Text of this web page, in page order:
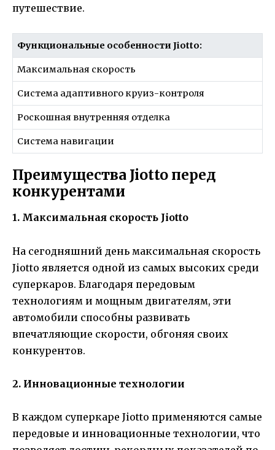
путешествие.
Функциональные особенности Jiotto:
Максимальная скорость
Система адаптивного круиз-контроля
Роскошная внутренняя отделка
Система навигации
Преимущества Jiotto перед
конкурентами
1. Максимальная скорость Jiotto
На сегодняшний день максимальная скорость
Jiotto является одной из самых высоких среди
суперкаров. Благодаря передовым
технологиям и мощным двигателям, эти
автомобили способны развивать
впечатляющие скорости, обгоняя своих
конкурентов.
2. Инновационные технологии
В каждом суперкаре Jiotto применяются самые
передовые и инновационные технологии, что